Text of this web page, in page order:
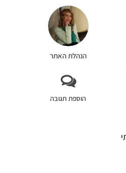
הנהלת האתר
הוספת תגובה